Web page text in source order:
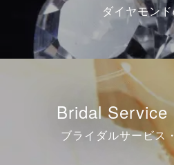
ダイヤモン
Bridal Service
ブライダルサービス